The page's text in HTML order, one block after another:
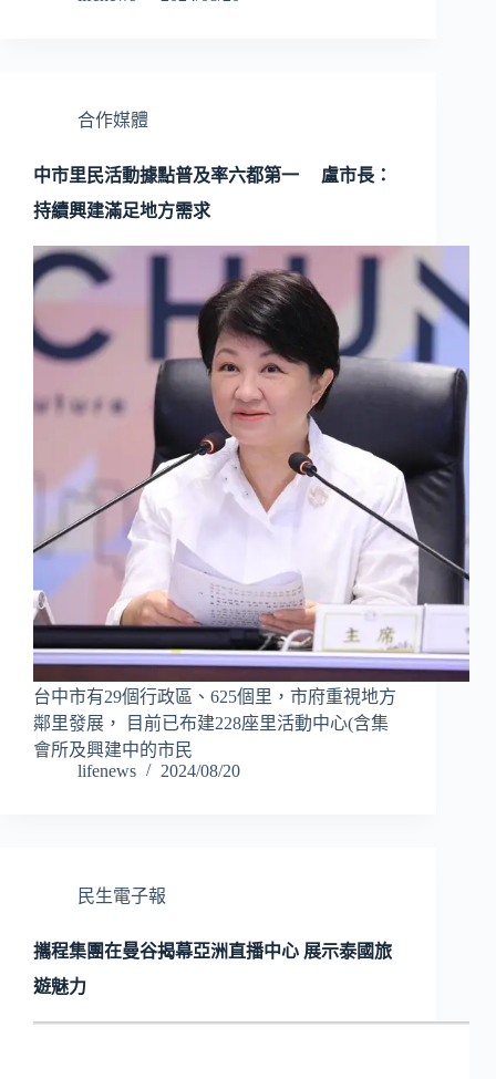
合作媒體
中市里民活動據點普及率六都第一 盧市長：
持續興建滿足地方需求
台中市有29個行政區、625個里，市府重視地方
鄰里發展， 目前已布建228座里活動中心(含集
會所及興建中的市民
lifenews
2024/08/20
民生電子報
攜程集團在曼谷揭幕亞洲直播中心 展示泰國旅
遊魅力